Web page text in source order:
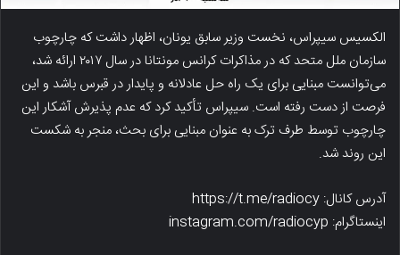
الکسیس سیپراس، نخست وزیر سابق یونان، اظهار داشت که چارچوب
سازمان ملل متحد که در مذاکرات کرانس مونتانا در سال ۲۰۱۷ ارائه شد،
می‌توانست مبنایی برای یک راه حل عادلانه و پایدار در قبرس باشد و این
فرصت از دست رفته است. سیپراس تأکید کرد که عدم پذیرش آشکار این
چارچوب توسط طرف ترک به عنوان مبنایی برای بحث، منجر به شکست
این روند شد.
آدرس کانال: https://t.me/radiocy
اینستاگرام: instagram.com/radiocyp